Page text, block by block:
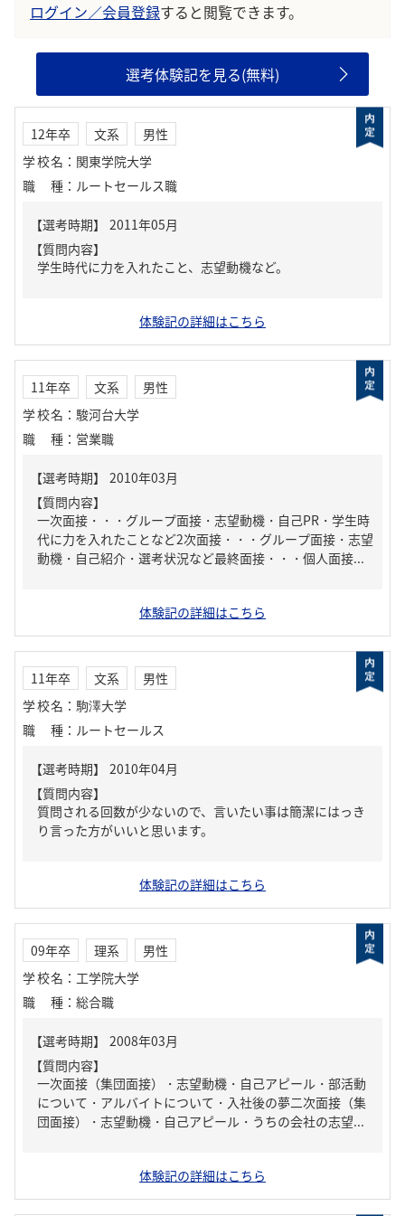
ログイン／会員登録すると閲覧できます。
選考体験記を見る(無料)
12年卒 文系
男性
学校名 ： 関東学院大学
職種 ： ルートセールス職
【質問内容】
学生時代に力を入れたこと、志望動機など。
体験記の詳細はこちら
11年卒 文系
男性
学校名 ： 駿河台大学
職種 ： 営業職
【質問内容】
一次面接・・・グループ面接・志望動機・自己PR・学生時
代に力を入れたことなど2次面接・・・グループ面接・志望
動機・自己紹介・選考状況など最終面接・・・個人面接...
体験記の詳細はこちら
11年卒 文系
男性
学校名 ： 駒澤大学
職種 ： ルートセールス
【質問内容】
質問される回数が少ないので、言いたい事は簡潔にはっき
り言った方がいいと思います。
体験記の詳細はこちら
09年卒 理系
男性
学校名 ： 工学院大学
職種 ： 総合職
【質問内容】
一次面接（集団面接）・志望動機・自己アピール・部活動
について・アルバイトについて・入社後の夢二次面接（集
団面接）・志望動機・自己アピール・うちの会社の志望...
体験記の詳細はこちら